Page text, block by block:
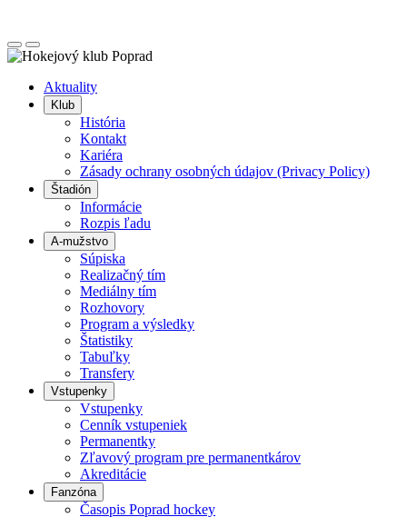
Posunúť
doľava
Posunúť
doprava
Aktuality
Klub
História
Kontakt
Kariéra
Zásady ochrany osobných údajov (Privacy Policy)
Štadión
Informácie
Rozpis ľadu
A-mužstvo
Súpiska
Realizačný tím
Mediálny tím
Rozhovory
Program a výsledky
Štatistiky
Tabuľky
Transfery
Vstupenky
Vstupenky
Cenník vstupeniek
Permanentky
Zľavový program pre permanentkárov
Akreditácie
Fanzóna
Časopis Poprad hockey